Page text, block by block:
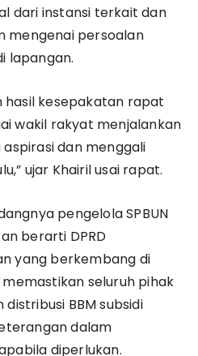
dari instansi terkait dan
mengenai persoalan
lapangan.
hasil kesepakatan rapat
wakil rakyat menjalankan
dan menggali
ujar Khairil usai rapat.
pengelola SPBUN
berarti DPRD
yang berkembang di
seluruh pihak
BBM subsidi
dalam
diperlukan.